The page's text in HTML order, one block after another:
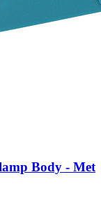
Body - Met